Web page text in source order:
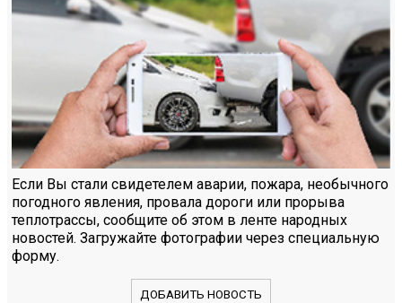
Если Вы стали свидетелем аварии, пожара, необычного
погодного явления, провала дороги или прорыва
теплотрассы, сообщите об этом в ленте народных
новостей. Загружайте фотографии через специальную
форму.
ДОБАВИТЬ НОВОСТЬ